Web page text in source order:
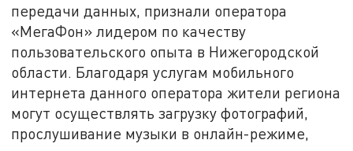
передачи данных, признали оператора
«МегаФон» лидером по качеству
пользовательского опыта в Нижегородской
области. Благодаря услугам мобильного
интернета данного оператора жители региона
могут осуществлять загрузку фотографий,
прослушивание музыки в онлайн-режиме,